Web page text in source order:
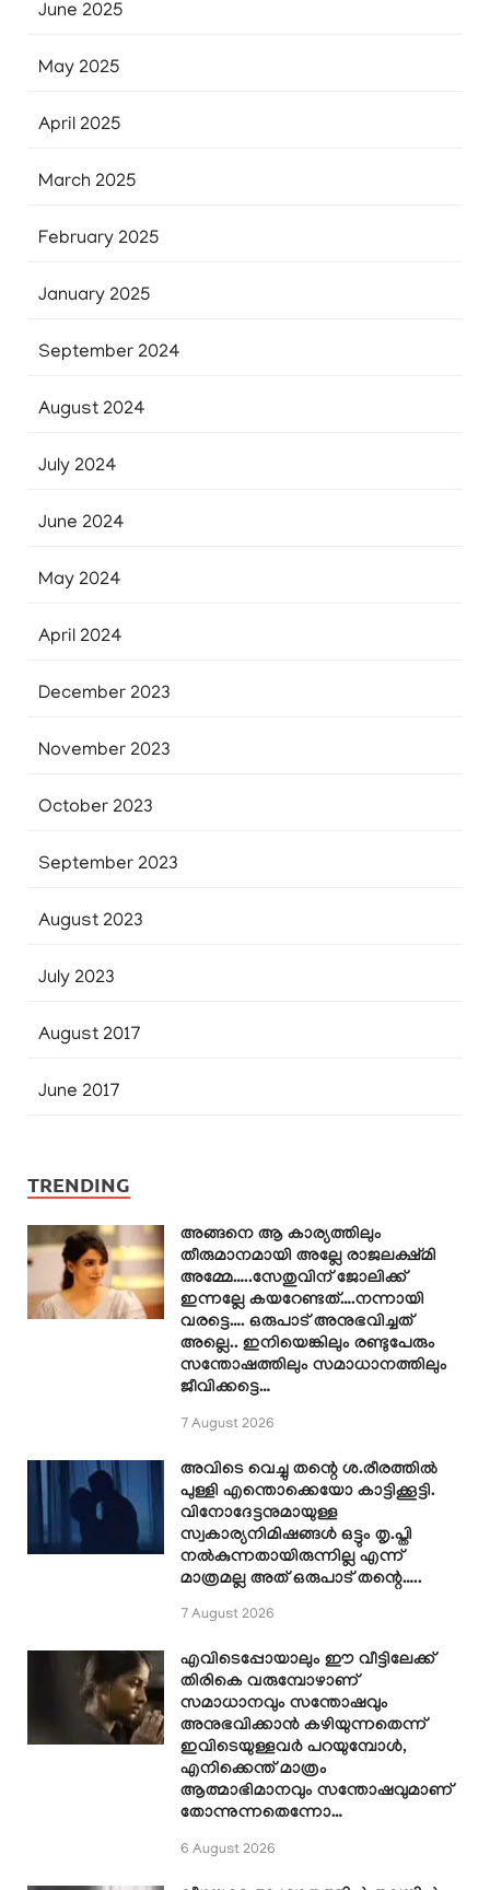
June 2025
May 2025
April 2025
March 2025
February 2025
January 2025
September 2024
August 2024
July 2024
June 2024
May 2024
April 2024
December 2023
November 2023
October 2023
September 2023
August 2023
July 2023
August 2017
June 2017
TRENDING
അങ്ങനെ ആ കാര്യത്തിലും
തീരുമാനമായി അല്ലേ രാജലക്ഷ്മി
അമ്മേ…..സേതുവിന് ജോലിക്ക്
ഇന്നല്ലേ കയറേണ്ടത്….നന്നായി
വരട്ടെ…. ഒരുപാട് അനുഭവിച്ചത്
അല്ലെ.. ഇനിയെങ്കിലും രണ്ടുപേരും
സന്തോഷത്തിലും സമാധാനത്തിലും
ജീവിക്കട്ടെ…
7 August 2026
അവിടെ വെച്ചു തന്റെ ശ.രീരത്തിൽ
പുള്ളി എന്തൊക്കെയോ കാട്ടിക്കൂട്ടി.
വിനോദേട്ടനുമായുള്ള
സ്വകാര്യനിമിഷങ്ങൾ ഒട്ടും തൃ.പ്തി
നൽകുന്നതായിരുന്നില്ല എന്ന്
മാത്രമല്ല അത് ഒരുപാട് തന്റെ…..
7 August 2026
എവിടെപ്പോയാലും ഈ വീട്ടിലേക്ക്
തിരികെ വരുമ്പോഴാണ്
സമാധാനവും സന്തോഷവും
അനുഭവിക്കാൻ കഴിയുന്നതെന്ന്
ഇവിടെയുള്ളവർ പറയുമ്പോൾ,
എനിക്കെന്ത് മാത്രം
ആത്മാഭിമാനവും സന്തോഷവുമാണ്
തോന്നുന്നതെന്നോ…
6 August 2026